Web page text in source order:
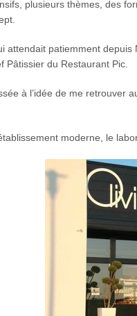
plusieurs thèmes, des
attendait patiemment
Pâtissier du Restaurant Pic.
à l’idée de me retrouver
moderne, le